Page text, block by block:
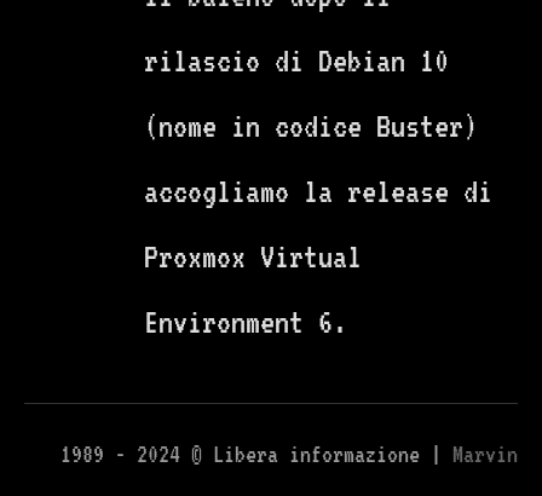
rilascio di Debian 10
(nome in codice Buster)
accogliamo la release di
Proxmox Virtual
Environment 6.
1989 - 2024 © Libera informazione | Marvin